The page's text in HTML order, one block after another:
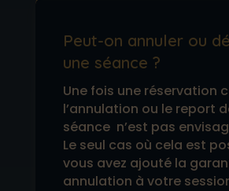
Peut-on annuler ou
une séance ?
Une fois une réservation
l’annulation ou le report
séance n’est pas
Le seul cas où cela est
vous avez ajouté la
annulation à votre